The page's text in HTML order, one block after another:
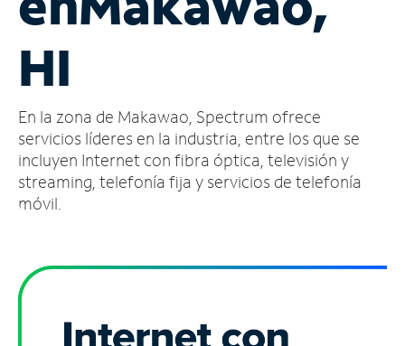
cuenta
Encuentra
tienda
HI
En la zona de Makawao, Spectrum ofrece
servicios líderes en la industria, entre los que se
incluyen Internet con fibra óptica, televisión y
streaming, telefonía fija y servicios de telefonía
móvil.